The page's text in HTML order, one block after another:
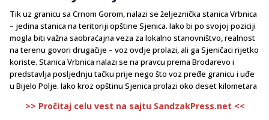
Tik uz granicu sa Crnom Gorom, nalazi se željeznička stanica Vrbnica
– jedina stanica na teritoriji opštine Sjenica. Iako bi po svojoj poziciji
mogla biti važna saobraćajna veza za lokalno stanovništvo, realnost
na terenu govori drugačije – voz ovdje prolazi, ali ga Sjeničaci rijetko
koriste. Stanica Vrbnica nalazi se na pravcu prema Brodarevo i
predstavlja posljednju tačku prije nego što voz pređe granicu i uđe
u Bijelo Polje. Iako kroz opštinu Sjenica prolazi oko deset kilometara
>> Pročitaj celu vest na sajtu SandzakPress.net <<